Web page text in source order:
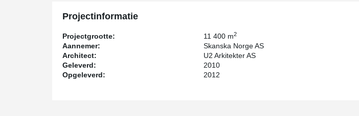
Projectinformatie
Projectgrootte: 11 400 m2
Aannemer:
Skanska Norge AS
Architect:
U2 Arkitekter AS
Geleverd:
2010
Opgeleverd:
2012